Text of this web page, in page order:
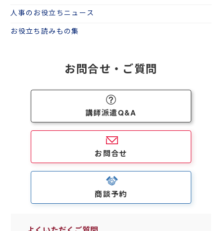
人事のお役立ちニュース
お役立ち読みもの集
お問合せ・ご質問
講師派遣Q&A
お問合せ
商談予約